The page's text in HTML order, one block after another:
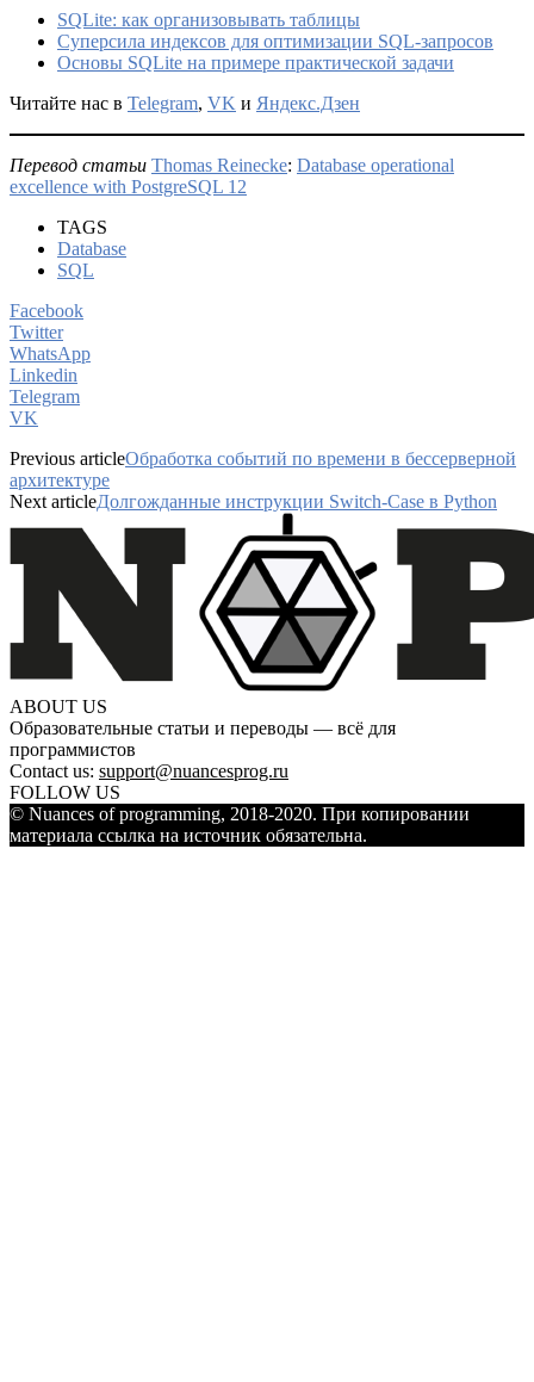
SQLite: как организовывать таблицы
Суперсила индексов для оптимизации SQL-запросов
Основы SQLite на примере практической задачи
Читайте нас в Telegram, VK и Яндекс.Дзен
Перевод статьи Thomas Reinecke: Database operational
excellence with PostgreSQL 12
TAGS
Database
SQL
Facebook
Twitter
WhatsApp
Linkedin
Telegram
VK
Previous articleОбработка событий по времени в бессерверной
архитектуре
Next articleДолгожданные инструкции Switch-Case в Python
ABOUT US
Образовательные статьи и переводы — всё для
программистов
Contact us: support@nuancesprog.ru
FOLLOW US
© Nuances of programming, 2018-2020. При копировании
материала ссылка на источник обязательна.